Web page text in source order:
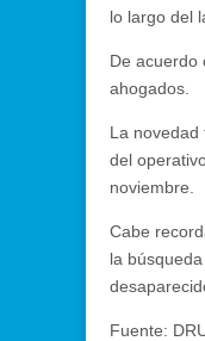
lo largo del
De acuerdo
ahogados.
La novedad
del
noviembre.
Cabe
la
Fuente: